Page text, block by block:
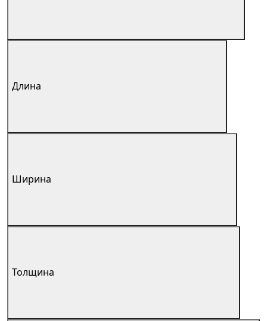
Длина
Ширина
Толщина